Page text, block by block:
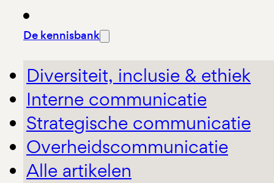
De kennisbank
Diversiteit, inclusie & ethiek
Interne communicatie
Strategische communicatie
Overheidscommunicatie
Alle artikelen